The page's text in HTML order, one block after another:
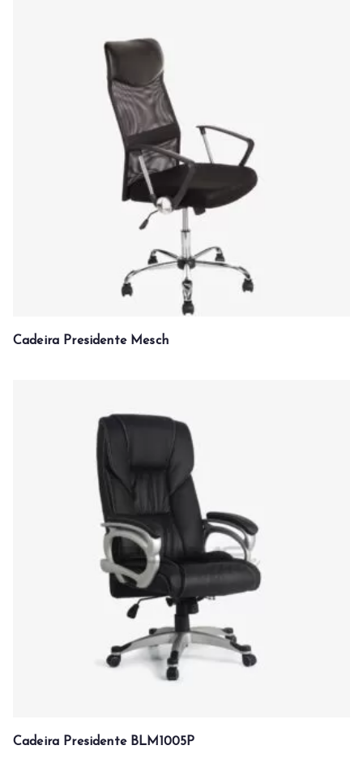
Cadeira Presidente Mesch
Cadeira Presidente BLM1005P